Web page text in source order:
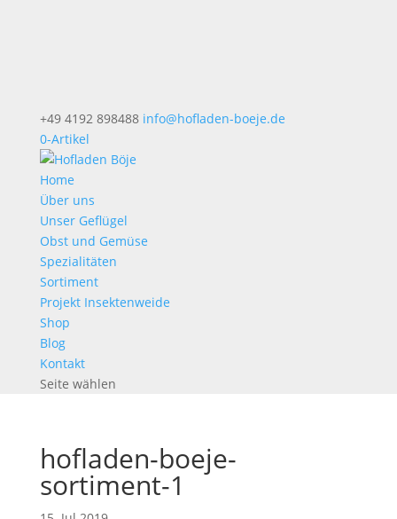
+49 4192 898488 info@hofladen-boeje.de
0-Artikel
Home
Über uns
Unser Geflügel
Obst und Gemüse
Spezialitäten
Sortiment
Projekt Insektenweide
Shop
Blog
Kontakt
Seite wählen
hofladen-boeje-
sortiment-1